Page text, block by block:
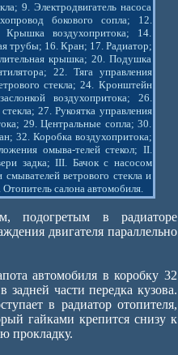
9. Электродвигатель насоса
бокового сопла; 12.
Крышка воздухопритока; 14.
трубы; 16. Кран; 17. Радиатор;
крышка; 20. Подушка
22. Тяга управления
стекла; 24. Кронштейн
воздухопритока; 26.
27. Рукоятка управления
29. Центральные сопла; 30.
32. Коробка воздухопритока;
омыва-телей стекол; II.
задка; III. Бачок с насосом
ветрового стекла и
салона автомобиля.
подогретым в радиаторе
двигателя параллельно
автомобиля в коробку 32
части передка кузова.
в радиатор отопителя,
гайками крепится снизу к
прокладку.